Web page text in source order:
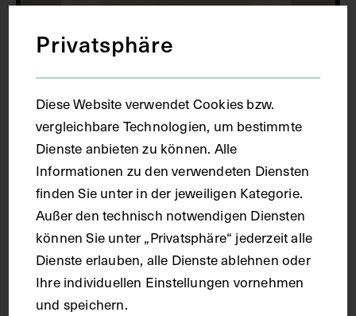
Porträt von Emil von Behring, mit
faksimilierter Unterschrift
JULIUS FRIEDRICH LEHMANN 1895
Privatsphäre
Diese Website verwendet Cookies bzw.
vergleichbare Technologien, um bestimmte
Dienste anbieten zu können. Alle
Informationen zu den verwendeten Diensten
finden Sie unter in der jeweiligen Kategorie.
Außer den technisch notwendigen Diensten
können Sie unter „Privatsphäre“ jederzeit alle
Dienste erlauben, alle Dienste ablehnen oder
Ihre individuellen Einstellungen vornehmen
und speichern.